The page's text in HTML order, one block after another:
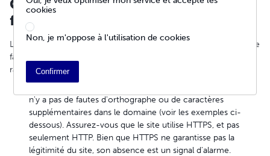
Conseils pour repérer les sites
frauduleux
La sécurité sur Internet est essentielle pour s'assurer de ne pas se
faire abuser par des sites frauduleux. Voici quelques moyens
rapides de repérer un site frauduleux :
n'y a pas de fautes d'orthographe ou de caractères
supplémentaires dans le domaine (voir les exemples ci-
dessous). Assurez-vous que le site utilise HTTPS, et pas
seulement HTTP. Bien que HTTPS ne garantisse pas la
légitimité du site, son absence est un signal d'alarme.
cookies
Non, je m'oppose à l'utilisation de cookies
Confirmer